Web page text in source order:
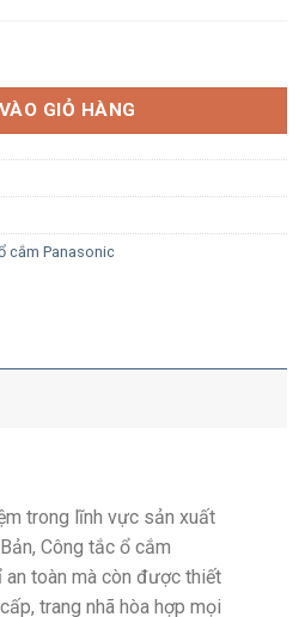
WEV1582MYZ vàng ánh kim cắm
GIỎ HÀNG
cắm Panasonic
trong lĩnh vực sản xuất
Công tắc ổ cắm
an toàn mà còn được thiết
trang nhã hòa hợp mọi